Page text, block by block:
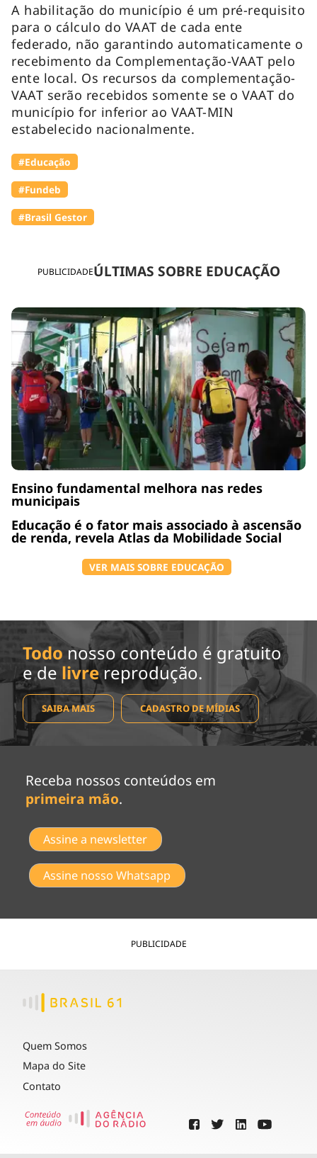
PUBLICIDADEÚLTIMAS SOBRE EDUCAÇÃO
Ensino fundamental melhora nas redes
municipais
Educação é o fator mais associado à ascensão
de renda, revela Atlas da Mobilidade Social
VER MAIS SOBRE EDUCAÇÃO
A habilitação do município é um pré-requisito
para o cálculo do VAAT de cada ente
federado, não garantindo automaticamente o
recebimento da Complementação-VAAT pelo
ente local. Os recursos da complementação-
VAAT serão recebidos somente se o VAAT do
município for inferior ao VAAT-MIN
estabelecido nacionalmente.
#Educação
#Fundeb
#Brasil Gestor
Todo nosso conteúdo é gratuito
e de livrereprodução.
SAIBA MAIS CADASTRO DE MÍDIAS
Receba nossos conteúdos em
primeira mão.
Assine a newsletter
Assine nosso Whatsapp
PUBLICIDADE
Quem Somos
Mapa do Site
Contato